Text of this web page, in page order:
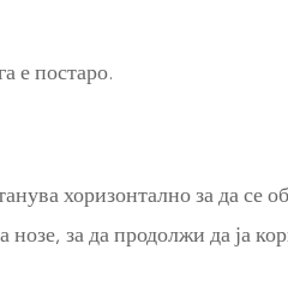
е постаро.
хоризонтално за да се
за да продолжи да ја